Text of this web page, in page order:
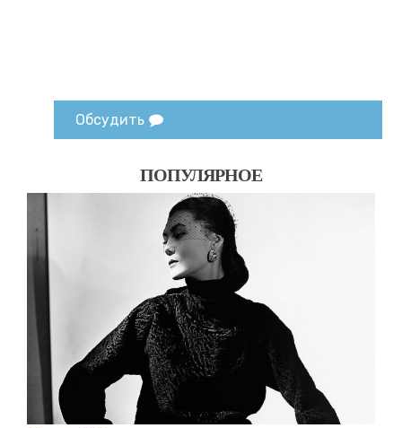
Обсудить
ПОПУЛЯРНОЕ